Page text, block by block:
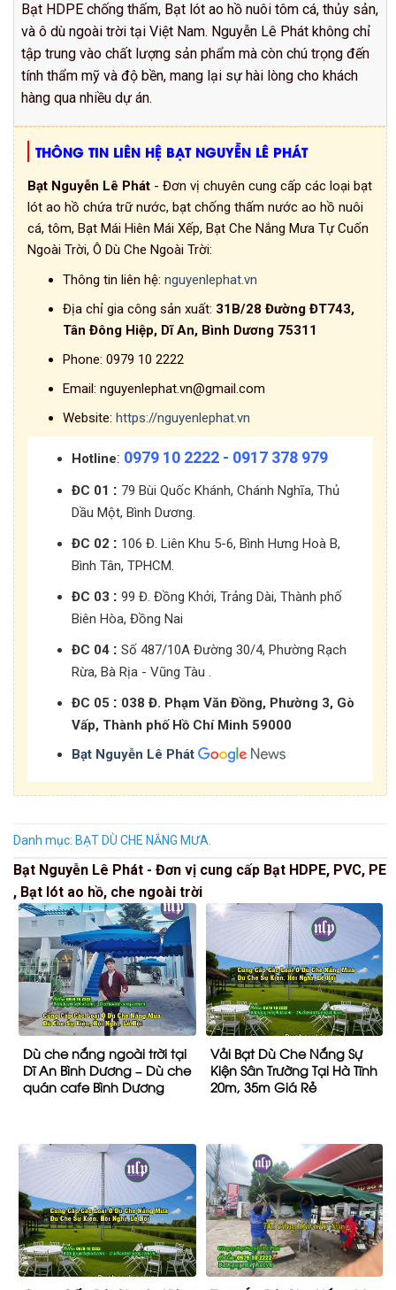
Bạt HDPE chống thấm, Bạt lót ao hồ nuôi tôm cá, thủy sản,
và ô dù ngoài trời tại Việt Nam. Nguyễn Lê Phát không chỉ
tập trung vào chất lượng sản phẩm mà còn chú trọng đến
tính thẩm mỹ và độ bền, mang lại sự hài lòng cho khách
hàng qua nhiều dự án.
THÔNG TIN LIÊN HỆ BẠT NGUYỄN LÊ PHÁT
Bạt Nguyễn Lê Phát - Đơn vị chuyên cung cấp các loại bạt
lót ao hồ chứa trữ nước, bạt chống thấm nước ao hồ nuôi
cá, tôm, Bạt Mái Hiên Mái Xếp, Bạt Che Nắng Mưa Tự Cuốn
Ngoài Trời, Ô Dù Che Ngoài Trời:
Thông tin liên hệ: nguyenlephat.vn
Địa chỉ gia công sản xuất: 31B/28 Đường ĐT743,
Tân Đông Hiệp, Dĩ An, Bình Dương 75311
Phone: 0979 10 2222
Email: nguyenlephat.vn@gmail.com
Website: https://nguyenlephat.vn
Hotline: 0979 10 2222 - 0917 378 979
ĐC 01 : 79 Bùi Quốc Khánh, Chánh Nghĩa, Thủ
Dầu Một, Bình Dương.
ĐC 02 : 106 Đ. Liên Khu 5-6, Bình Hưng Hoà B,
Bình Tân, TPHCM.
ĐC 03 : 99 Đ. Đồng Khởi, Trảng Dài, Thành phố
Biên Hòa, Đồng Nai
ĐC 04 : Số 487/10A Đường 30/4, Phường Rạch
Rừa, Bà Rịa - Vũng Tàu .
ĐC 05 : 038 Đ. Phạm Văn Đồng, Phường 3, Gò
Vấp, Thành phố Hồ Chí Minh 59000
Bạt Nguyễn Lê Phát
Danh mục: BẠT DÙ CHE NẮNG MƯA
Bạt Nguyễn Lê Phát - Đơn vị cung cấp Bạt HDPE, PVC, PE
, Bạt lót ao hồ, che ngoài trời
Dù che nắng ngoài trời tại
Dĩ An Bình Dương – Dù che
quán cafe Bình Dương
Vải Bạt Dù Che Nắng Sự
Kiện Sân Trường Tại Hà Tĩnh
20m, 35m Giá Rẻ